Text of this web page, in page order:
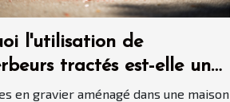
l'utilisation de
tractés est-elle une
idée pour garder les
en gravier aménagé dans une maison